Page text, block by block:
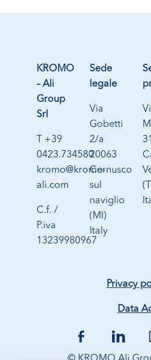
KROMO
– Ali
Group
Srl
T +39
0423.734580
kromo@kromo-
ali.com
C.f. /
P.iva
13239980967
Sede
legale
Via
Gobetti
2/a
20063
Cernusco
sul
naviglio
(MI)
Italy
Privacy
Data